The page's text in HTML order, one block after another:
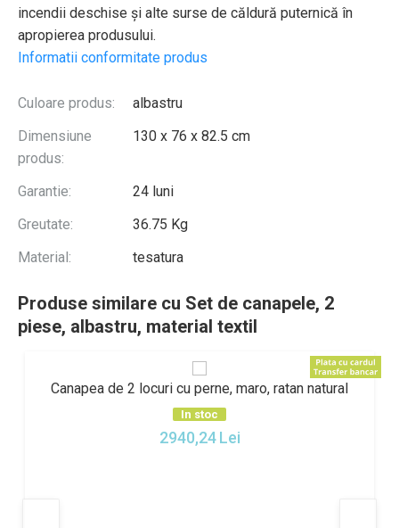
incendii deschise și alte surse de căldură puternică în
apropierea produsului.
Informatii conformitate produs
Culoare produs:
albastru
Dimensiune
produs:
130 x 76 x 82.5 cm
Garantie:
24 luni
Greutate:
36.75 Kg
Material:
tesatura
Produse similare cu Set de canapele, 2
piese, albastru, material textil
Canapea de 2 locuri cu perne, maro, ratan natural
In stoc
2940,24 Lei